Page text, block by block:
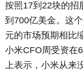
按照17到22块的招
到700亿美金。这
元的市场预期相比
小米CFO周受资在
上表示，小米从